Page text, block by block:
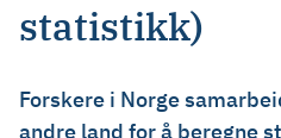
statistikk)
Forskere i Norge
andre land for å beregne